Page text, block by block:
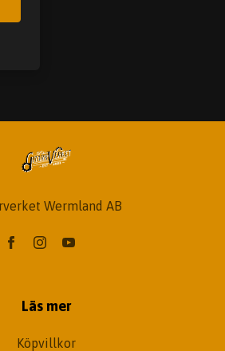
Wermland AB
Läs mer
Köpvillkor